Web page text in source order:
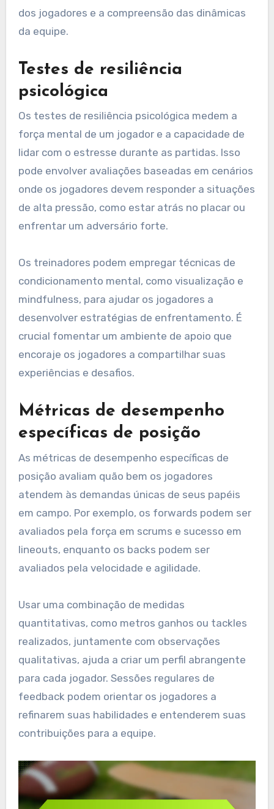
dos jogadores e a compreensão das dinâmicas
da equipe.
Testes de resiliência
psicológica
Os testes de resiliência psicológica medem a
força mental de um jogador e a capacidade de
lidar com o estresse durante as partidas. Isso
pode envolver avaliações baseadas em cenários
onde os jogadores devem responder a situações
de alta pressão, como estar atrás no placar ou
enfrentar um adversário forte.
Os treinadores podem empregar técnicas de
condicionamento mental, como visualização e
mindfulness, para ajudar os jogadores a
desenvolver estratégias de enfrentamento. É
crucial fomentar um ambiente de apoio que
encoraje os jogadores a compartilhar suas
experiências e desafios.
Métricas de desempenho
específicas de posição
As métricas de desempenho específicas de
posição avaliam quão bem os jogadores
atendem às demandas únicas de seus papéis
em campo. Por exemplo, os forwards podem ser
avaliados pela força em scrums e sucesso em
lineouts, enquanto os backs podem ser
avaliados pela velocidade e agilidade.
Usar uma combinação de medidas
quantitativas, como metros ganhos ou tackles
realizados, juntamente com observações
qualitativas, ajuda a criar um perfil abrangente
para cada jogador. Sessões regulares de
feedback podem orientar os jogadores a
refinarem suas habilidades e entenderem suas
contribuições para a equipe.